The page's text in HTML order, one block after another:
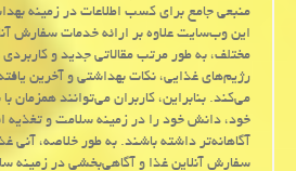
منبعی جامع برای کسب اطلاعات در زمینه
این وب‌سایت علاوه بر ارائه خدمات سفارش
مختلف، به طور مرتب مقالاتی جدید و کاربردی
رژیم‌های غذایی، نکات بهداشتی و آخرین
می‌کند. بنابراین، کاربران می‌توانند همزمان
خود، دانش خود را در زمینه سلامت و تغذیه
آگاهانه‌تر داشته باشند. به طور خلاصه، آنی
سفارش آنلاین غذا و آگاهی‌بخشی در زمینه